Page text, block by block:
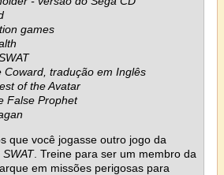
games
Coward, tradução em Inglês
of the Avatar
False Prophet
que você jogasse outro jogo da
. Treine para ser um membro da
em missões perigosas para